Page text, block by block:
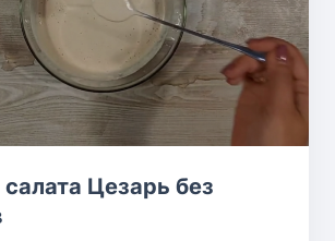
Цезарь без